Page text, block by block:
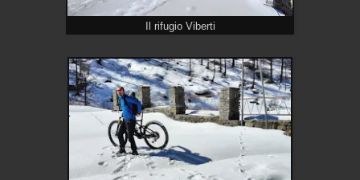
Il rifugio Viberti